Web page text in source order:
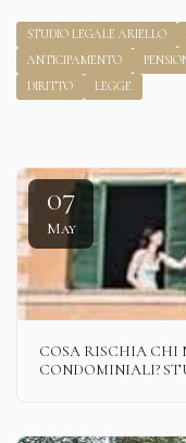
STUDIO LEGALE ARIELLO
ANTICIPAMENTO
DIRITTO
LEGGE
07
May
COSA RISCHIA CHI
CONDOMINIALI?